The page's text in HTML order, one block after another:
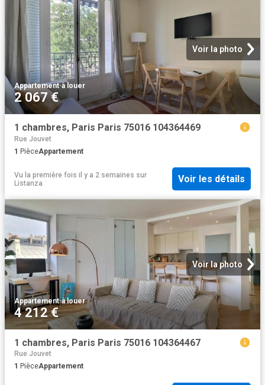
Voir la photo
Appartement·à louer
2 067 €
1 chambres, Paris Paris 75016 104364469
Rue Jouvet
1 PièceAppartement
Vu la première fois il y a 2 semaines sur
Listanza
Voir les détails
Voir la photo
Appartement·à louer
4 212 €
1 chambres, Paris Paris 75016 104364467
Rue Jouvet
1 PièceAppartement